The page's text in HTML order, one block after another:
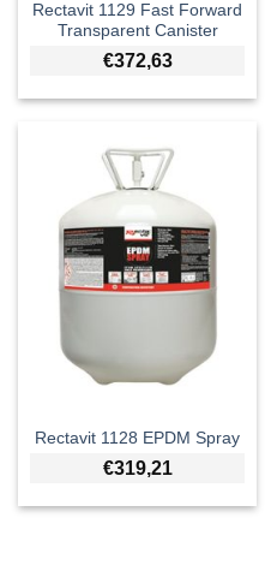
Rectavit 1129 Fast Forward
Transparent Canister
€372,63
Rectavit 1128 EPDM Spray
€319,21